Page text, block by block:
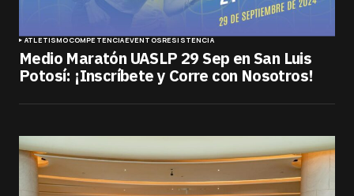
ATLETISMOCOMPETENCIAEVENTOSRESISTENCIA
Medio Maratón UASLP 29 Sep en San Luis
Potosí: ¡Inscríbete y Corre con Nosotros!